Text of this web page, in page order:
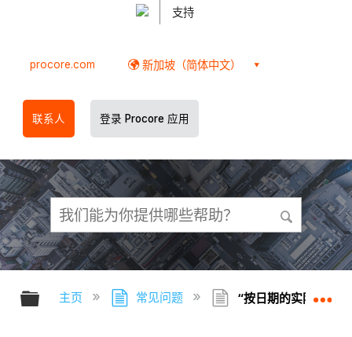
支持
procore.com 新加坡（简体中文）
联系人 登录 Procore 应用
扩展/隐缩全局层次
主页 常见问题 “按日期的实际值”筛